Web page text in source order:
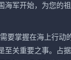
海军开始，为您的
要掌握在海上行动
至关重要之事。占